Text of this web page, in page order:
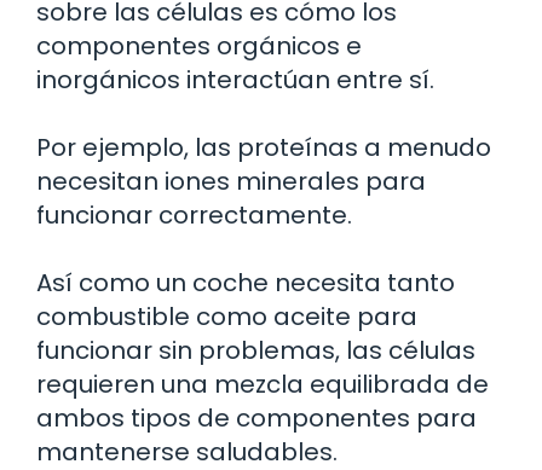
sobre las células es cómo los
componentes orgánicos e
inorgánicos interactúan entre sí.
Por ejemplo, las proteínas a menudo
necesitan iones minerales para
funcionar correctamente.
Así como un coche necesita tanto
combustible como aceite para
funcionar sin problemas, las células
requieren una mezcla equilibrada de
ambos tipos de componentes para
mantenerse saludables.